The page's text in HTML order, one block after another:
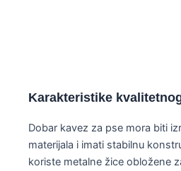
Karakteristike
Dobar kavez za pse mora biti
materijala i imati stabilnu
koriste metalne žice obložene